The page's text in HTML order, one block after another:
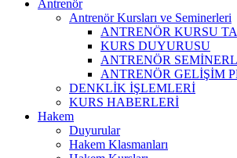
Antrenör
Antrenör Kursları ve Seminerleri
ANTRENÖR KURSU
KURS DUYURUSU
ANTRENÖR
ANTRENÖR GELİŞİM
DENKLİK İŞLEMLERİ
KURS HABERLERİ
Hakem
Duyurular
Hakem Klasmanları